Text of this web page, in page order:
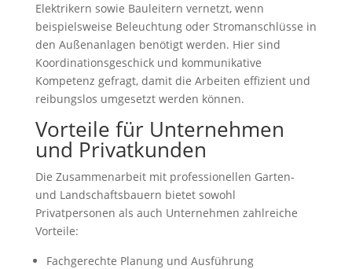
Elektrikern sowie Bauleitern vernetzt, wenn
beispielsweise Beleuchtung oder Stromanschlüsse in
den Außenanlagen benötigt werden. Hier sind
Koordinationsgeschick und kommunikative
Kompetenz gefragt, damit die Arbeiten effizient und
reibungslos umgesetzt werden können.
Vorteile für Unternehmen
und Privatkunden
Die Zusammenarbeit mit professionellen Garten-
und Landschaftsbauern bietet sowohl
Privatpersonen als auch Unternehmen zahlreiche
Vorteile:
Fachgerechte Planung und Ausführung